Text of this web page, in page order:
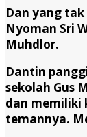
Dan yang
Nyoman Sri
Muhdlor.
Dantin
sekolah Gus
dan memiliki
temannya.